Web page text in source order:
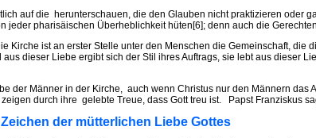
auf die herunterschauen, die den Glauben nicht praktizieren oder
jeder pharisäischen Überheblichkeit hüten[6]; denn auch die
Kirche ist an erster Stelle unter den Menschen die Gemeinschaft,
aus dieser Liebe ergibt sich der Stil ihres Auftrags, sie lebt aus
der Männer in der Kirche, auch wenn Christus nur den Männern
durch ihre gelebte Treue, dass Gott treu ist. Papst Franziskus
der mütterlichen Liebe Gottes